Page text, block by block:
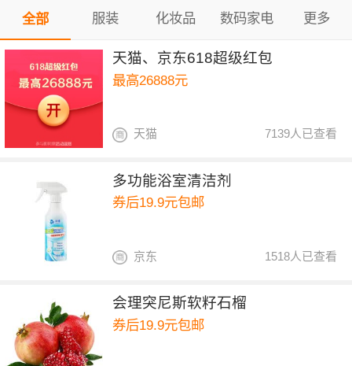
全部 服装 化妆品 数码家电 更多
天猫、京东618超级红包
最高26888元
7139人已查看
天猫
多功能浴室清洁剂
券后19.9元包邮
1518人已查看
京东
会理突尼斯软籽石榴
券后19.9元包邮